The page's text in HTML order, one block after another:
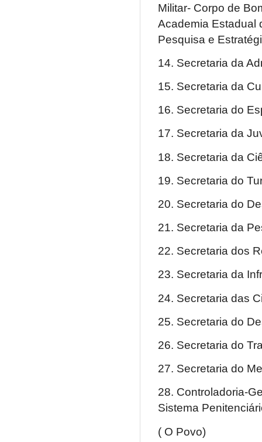
Militar- Corpo de
Academia Estadual
Pesquisa e
14. Secretaria da
15. Secretaria da
16. Secretaria do
17. Secretaria da
18. Secretaria da
19. Secretaria do
20. Secretaria do
21. Secretaria da
22. Secretaria dos
23. Secretaria da
24. Secretaria das
25. Secretaria do
26. Secretaria do
27. Secretaria do
28. Controladoria-
Sistema
( O Povo)